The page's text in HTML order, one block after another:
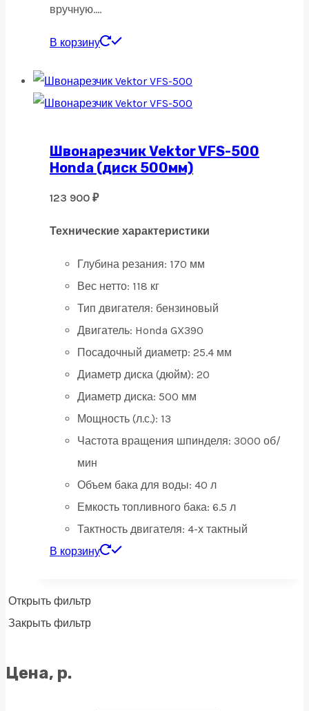
вручную….
В корзину
Швонарезчик Vektor VFS-500
Honda (диск 500мм)
123 900 ₽
Технические характеристики
Глубина резания: 170 мм
Вес нетто: 118 кг
Тип двигателя: бензиновый
Двигатель: Honda GX390
Посадочный диаметр: 25.4 мм
Диаметр диска (дюйм): 20
Диаметр диска: 500 мм
Мощность (л.с.): 13
Частота вращения шпинделя: 3000 об/
мин
Объем бака для воды: 40 л
Емкость топливного бака: 6.5 л
Тактность двигателя: 4-х тактный
В корзину
Открыть фильтр
Закрыть фильтр
Цена, р.